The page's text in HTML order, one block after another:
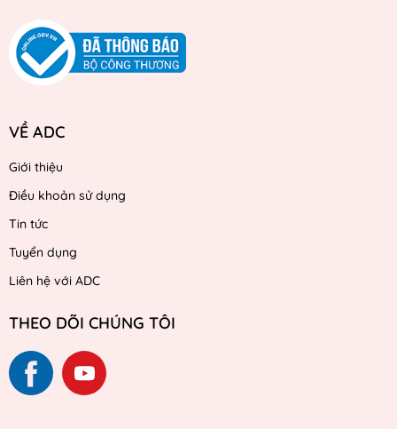
VỀ ADC
Giới thiệu
Điều khoản sử dụng
Tin tức
Tuyển dụng
Liên hệ với ADC
THEO DÕI CHÚNG TÔI